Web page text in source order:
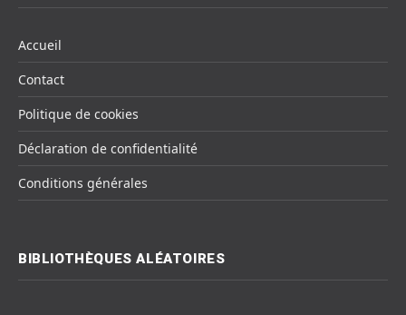
Accueil
Contact
Politique de cookies
Déclaration de confidentialité
Conditions générales
BIBLIOTHÈQUES ALÉATOIRES